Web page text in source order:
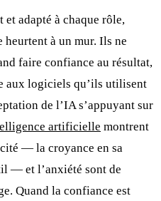
et adapté à chaque rôle,
heurtent à un mur. Ils ne
faire confiance au résultat,
aux logiciels qu’ils utilisent
de l’IA s’appuyant sur
artificielle montrent
— la croyance en sa
— et l’anxiété sont de
Quand la confiance est